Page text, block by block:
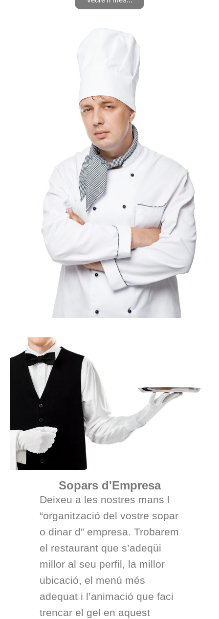
Sopars d'Empresa
Deixeu a les nostres mans l
“organització del vostre sopar
o dinar d” empresa. Trobarem
el restaurant que s’adeqüi
millor al seu perfil, la millor
ubicació, el menú més
adequat i l’animació que faci
trencar el gel en aquest